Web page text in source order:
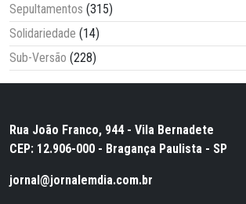
Sepultamentos (315)
Solidariedade (14)
Sub-Versão (228)
Rua João Franco, 944 - Vila Bernadete
CEP: 12.906-000 - Bragança Paulista - SP
jornal@jornalemdia.com.br